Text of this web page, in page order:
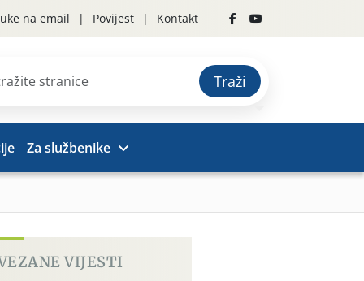
na email Povijest Kontakt
Traži
Za službenike
VIJESTI